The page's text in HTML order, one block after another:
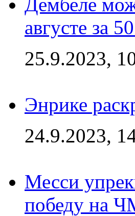
августе за
25.9.2023,
Энрике
24.9.2023,
Месси
победу на